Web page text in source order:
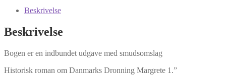
Beskrivelse
Beskrivelse
Bogen er en indbundet udgave med smudsomslag
Historisk roman om Danmarks Dronning Margrete 1.”